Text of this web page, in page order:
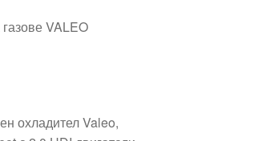
VALEO
охладител Valeo,